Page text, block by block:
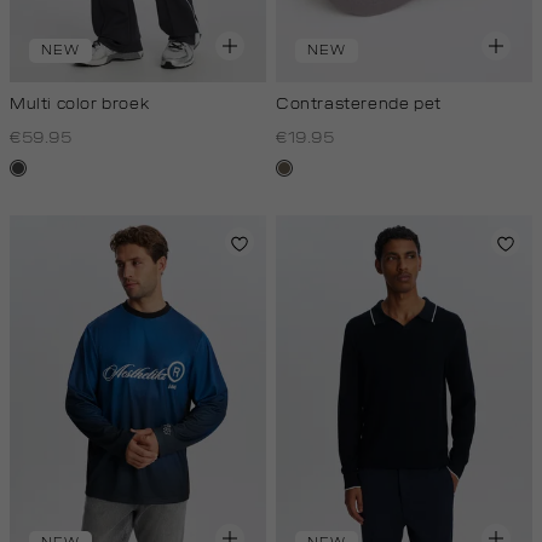
NEW
Multi color broek
€59.95
donkergrijs
NEW
Contrasterende pet
€19.95
middenbruin